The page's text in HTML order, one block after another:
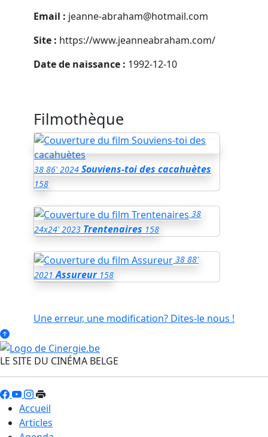
Email : jeanne-abraham@hotmail.com
Site : https://www.jeanneabraham.com/
Date de naissance : 1992-12-10
Filmothèque
38 86' 2024 Souviens-toi des cacahuètes
158
38
24x24' 2023 Trentenaires 158
38 88'
2021 Assureur 158
Une erreur, une modification? Dites-le nous !
LE SITE DU CINÉMA BELGE
Accueil
Articles